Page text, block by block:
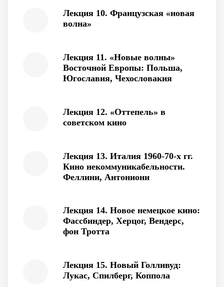
Лекция 10. Французская «новая
волна»
Лекция 11. «Новые волны»
Восточной Европы: Польша,
Югославия, Чехословакия
Лекция 12. «Оттепель» в
советском кино
Лекция 13. Италия 1960-70-х гг.
Кино некоммуникабельности.
Феллини, Антониони
Лекция 14. Новое немецкое кино:
Фассбиндер, Херцог, Вендерс,
фон Тротта
Лекция 15. Новый Голливуд:
Лукас, Спилберг, Коппола